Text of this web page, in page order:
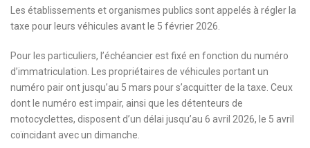
Les établissements et organismes publics sont appelés à régler la
taxe pour leurs véhicules avant le 5 février 2026.
Pour les particuliers, l’échéancier est fixé en fonction du numéro
d’immatriculation. Les propriétaires de véhicules portant un
numéro pair ont jusqu’au 5 mars pour s’acquitter de la taxe. Ceux
dont le numéro est impair, ainsi que les détenteurs de
motocyclettes, disposent d’un délai jusqu’au 6 avril 2026, le 5 avril
coïncidant avec un dimanche.